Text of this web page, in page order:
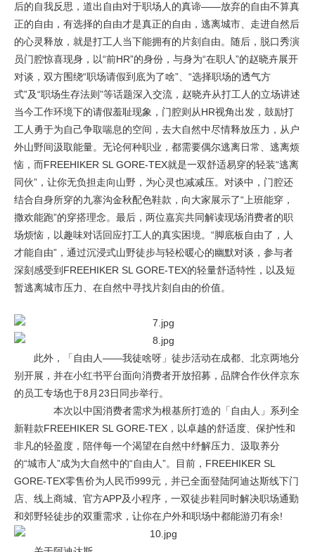
后的自我反思，道出自由对于职场人的真谛——放弃的自由不算真
正的自由，有选择的自由才是真正的自由，逃离城市、走进自然后
的心灵释放，就是打工人当下能拥有的片刻自由。随后，脱口秀演
员门腔惊喜现身，以“前HR”的身份，与身为“在职人”的赵晓卉展开
对谈，双方围绕“职场请假到底为了啥”、“选择职场的透气方
式”及“职场生存法则”等话题深入交流，赵晓卉从打工人的立场讲述
当今工作环境下的请假羞耻现象，门腔则从HR视角出发，鼓励打
工人勇于为自己争取喘息的空间，去大自然中尽情释放压力，从户
外山野间汲取能量。无论何种职业，都需要偶尔逃离日常、逃离烦
恼，而FREEHIKER SL GORE-TEX就是一双舒适易穿的轻装“逃离
同伙”，让你无负担走向山野，为心灵也减减压。对谈中，门腔还
结合自身所穿的九寨沟金秋配色鞋款，向大家展示了“上班能穿，
撒欢能跑”的穿搭理念。最后，两位嘉宾共同解读现场消费者的职
场烦恼，以趣味对话回应打工人的真实困境。“脚底板自由了，人
才能自由”，通过沉浸式山野徒步与轻松暖心的幽默对谈，参与者
深刻感受到FREEHIKER SL GORE-TEX的轻量舒适特性，以及短
暂逃离城市压力、在自然中寻找片刻自由的价值。
此外，「自由人——我徒啥呀」徒步活动在成都、北京两地分
别开展，并在小红书平台面向消费者开放招募，品牌合作伙伴京东
的员工专场也于8月23日同步举行。
本次以中国消费者需求为根基所打造的「自由人」系列全
新鞋款FREEHIKER SL GORE-TEX，以卓越的舒适度、保护性和
非凡的轻盈度，陪伴每一个渴望在自然中纾解压力、汲取养分
的“城市人”成为大自然中的“自由人”。目前，FREEHIKER SL
GORE-TEX零售价为人民币999元，并已全面登陆阿迪达斯线下门
店、线上商城、官方APP及小程序，一双徒步鞋同时解决职场通勤
和郊野轻徒步的双重需求，让你在户外和职场中都能游刃有余!